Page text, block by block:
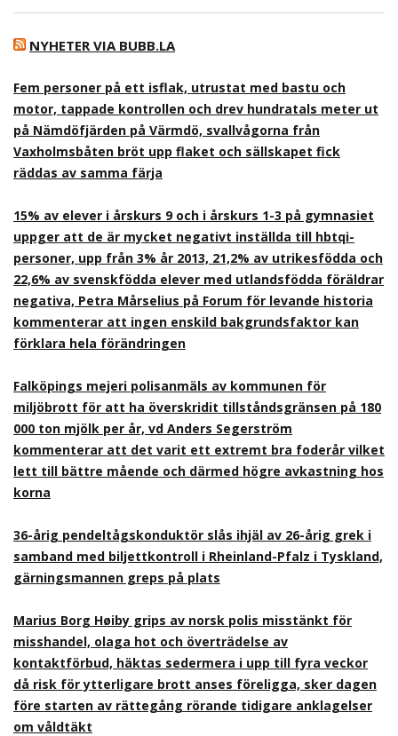
NYHETER VIA BUBB.LA
Fem personer på ett isflak, utrustat med bastu och
motor, tappade kontrollen och drev hundratals meter ut
på Nämdöfjärden på Värmdö, svallvågorna från
Vaxholmsbåten bröt upp flaket och sällskapet fick
räddas av samma färja
15% av elever i årskurs 9 och i årskurs 1-3 på gymnasiet
uppger att de är mycket negativt inställda till hbtqi-
personer, upp från 3% år 2013, 21,2% av utrikesfödda och
22,6% av svenskfödda elever med utlandsfödda föräldrar
negativa, Petra Mårselius på Forum för levande historia
kommenterar att ingen enskild bakgrundsfaktor kan
förklara hela förändringen
Falköpings mejeri polisanmäls av kommunen för
miljöbrott för att ha överskridit tillståndsgränsen på 180
000 ton mjölk per år, vd Anders Segerström
kommenterar att det varit ett extremt bra foderår vilket
lett till bättre mående och därmed högre avkastning hos
korna
36-årig pendeltågskonduktör slås ihjäl av 26-årig grek i
samband med biljettkontroll i Rheinland-Pfalz i Tyskland,
gärningsmannen greps på plats
Marius Borg Høiby grips av norsk polis misstänkt för
misshandel, olaga hot och överträdelse av
kontaktförbud, häktas sedermera i upp till fyra veckor
då risk för ytterligare brott anses föreligga, sker dagen
före starten av rättegång rörande tidigare anklagelser
om våldtäkt